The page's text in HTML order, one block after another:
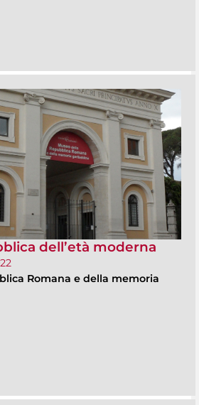
dell’età moderna
Romana e della memoria